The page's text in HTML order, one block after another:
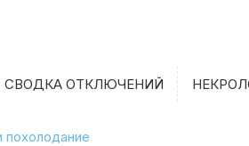
СВОДКА ОТКЛЮЧЕНИЙ